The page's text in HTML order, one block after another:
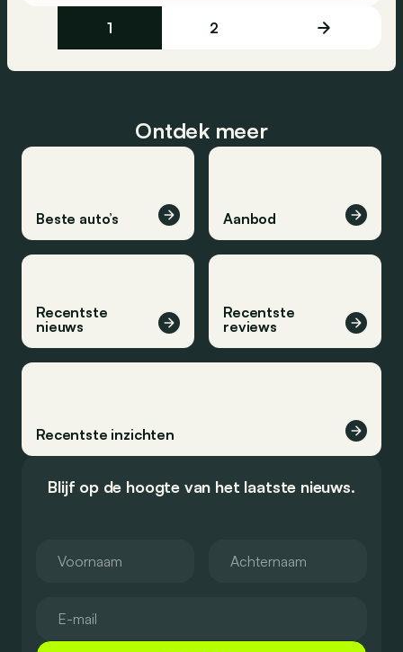
1 2
Ontdek meer
Beste auto’s Aanbod
Recentste
nieuws
Recentste
reviews
Recentste inzichten
Blijf op de hoogte van het laatste nieuws.